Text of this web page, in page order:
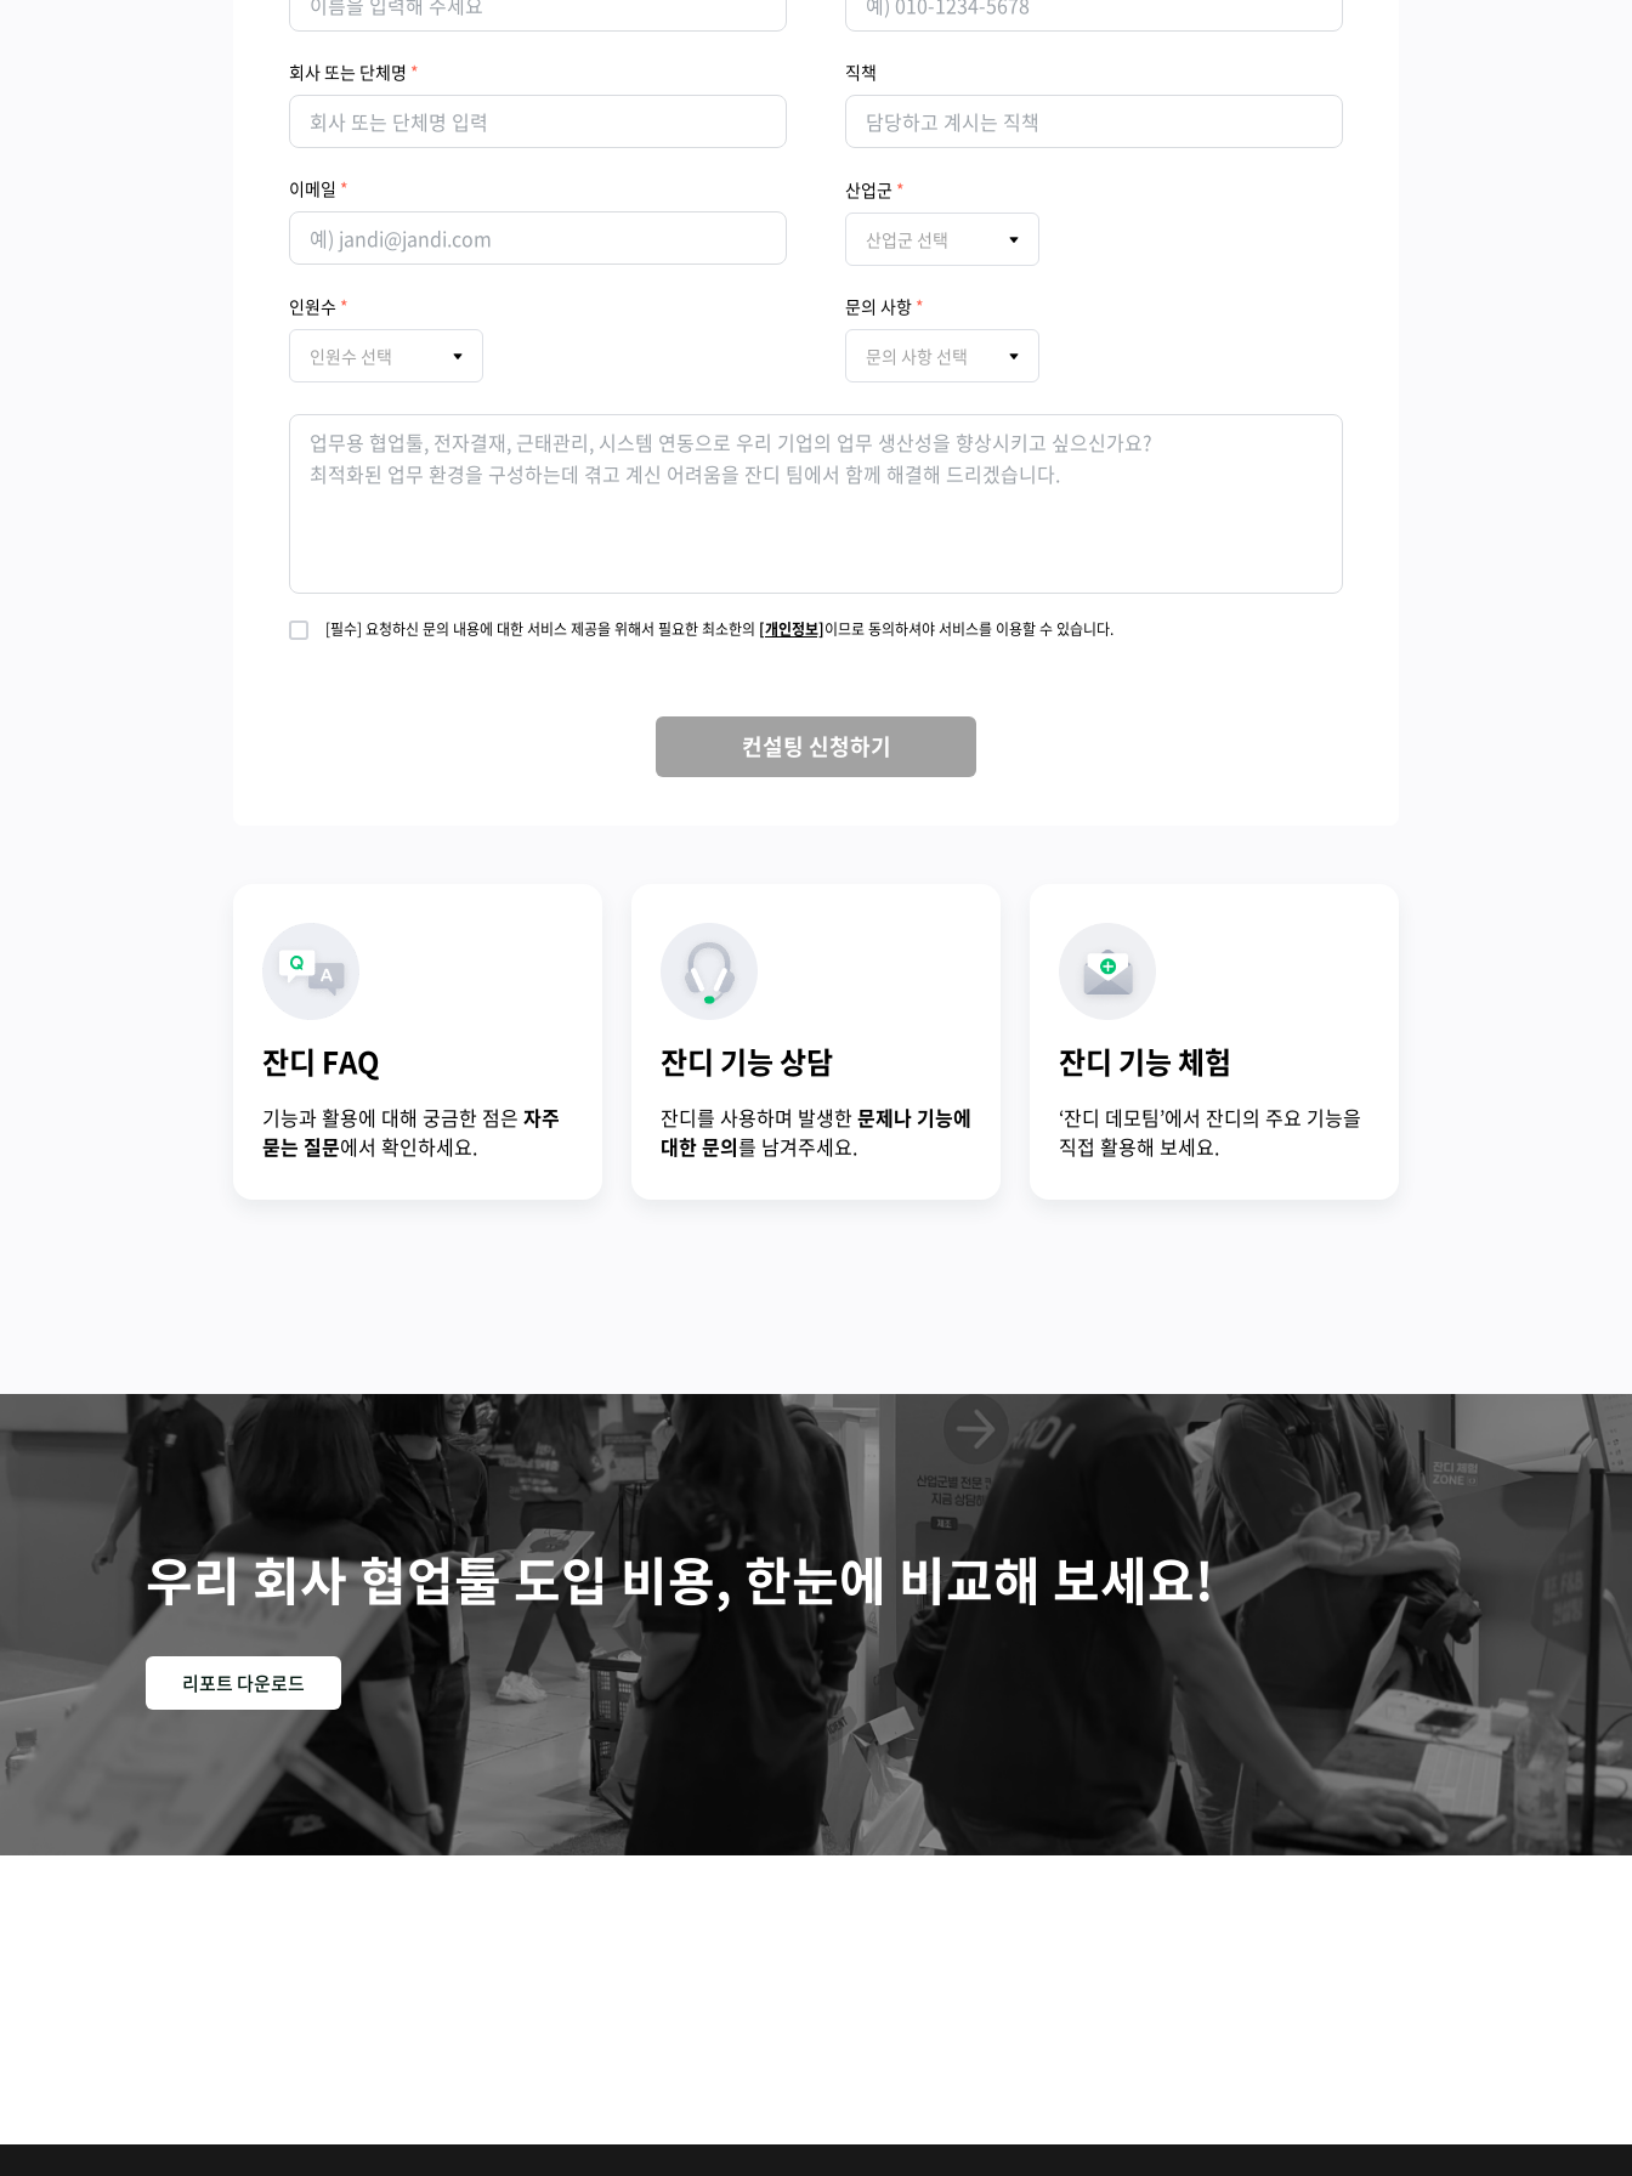
회사 또는 단체명 직책
이메일 산업군
산업군 선택
인원수
인원수 선택
문의 사항
문의 사항 선택
[필수] 요청하신 문의 내용에 대한 서비스 제공을 위해서 필요한 최소한의 [개인정보]이므로 동의하셔야 서비스를 이용할 수 있습니다.
컨설팅 신청하기
잔디 FAQ
기능과 활용에 대해 궁금한 점은 자주
묻는 질문에서 확인하세요.
잔디 기능 상담
잔디를 사용하며 발생한 문제나 기능에
대한 문의를 남겨주세요.
잔디 기능 체험
‘잔디 데모팀’에서 잔디의 주요 기능을
직접 활용해 보세요.
우리 회사 협업툴 도입 비용, 한눈에 비교해 보세요!
리포트 다운로드